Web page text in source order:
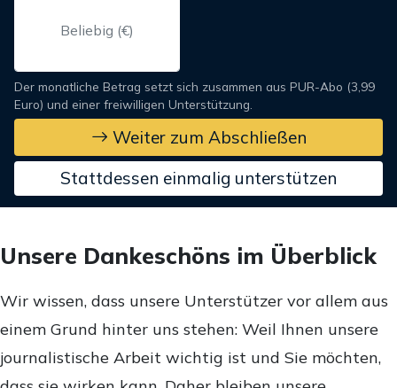
Der monatliche Betrag setzt sich zusammen aus PUR-Abo (3,99
Euro) und einer freiwilligen Unterstützung.
Weiter zum Abschließen
Stattdessen einmalig unterstützen
Unsere Dankeschöns im Überblick
Wir wissen, dass unsere Unterstützer vor allem aus
einem Grund hinter uns stehen: Weil Ihnen unsere
journalistische Arbeit wichtig ist und Sie möchten,